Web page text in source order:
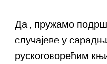
Да , пружамо
случајеве у
рускоговорећим